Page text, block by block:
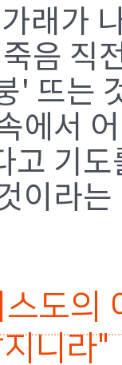
래가
음 직
' 뜨는
에서
고 기
이라
도의
니라"